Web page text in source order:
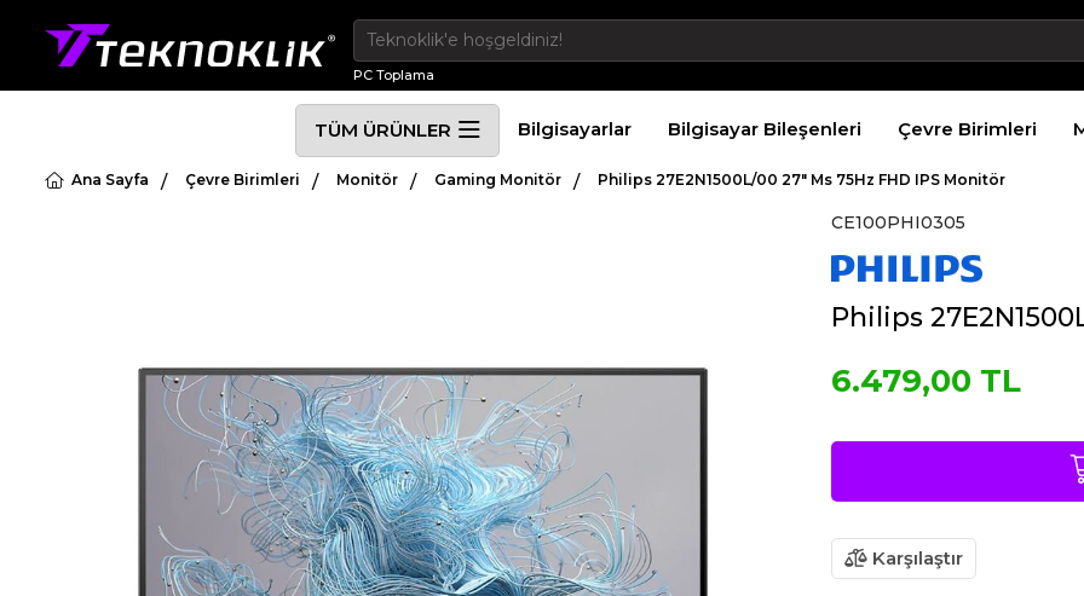
PC Toplama
TÜM ÜRÜNLER Bilgisayarlar Bilgisayar Bileşenleri Çevre Birimleri
Ana Sayfa Çevre Birimleri Monitör Gaming Monitör Philips 27E2N1500L/00 27" Ms 75Hz FHD IPS Monitör
CE100PHI0305
Philips
6.479,00 TL
Karşılaştır